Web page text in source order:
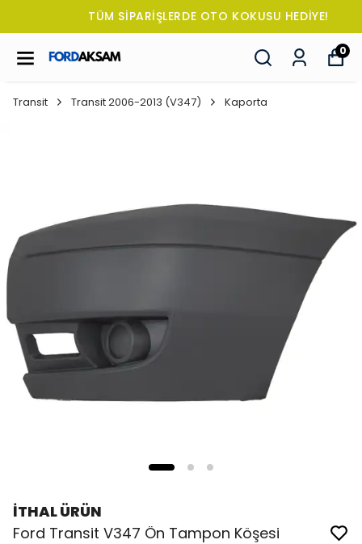
TÜM SİPARİŞLERDE OTO KOKUSU HEDİYE!
0
Transit Transit 2006-2013 (V347) Kaporta
İTHAL ÜRÜN
Ford Transit V347 Ön Tampon Köşesi